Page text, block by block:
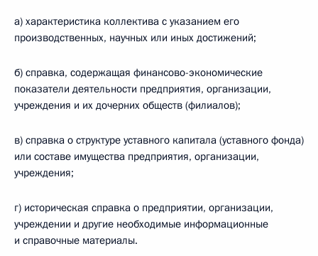
а) характеристика коллектива с указанием его
производственных, научных или иных достижений;
б) справка, содержащая финансово-экономические
показатели деятельности предприятия, организации,
учреждения и их дочерних обществ (филиалов);
в) справка о структуре уставного капитала (уставного фонда)
или составе имущества предприятия, организации,
учреждения;
г) историческая справка о предприятии, организации,
учреждении и другие необходимые информационные
и справочные материалы.